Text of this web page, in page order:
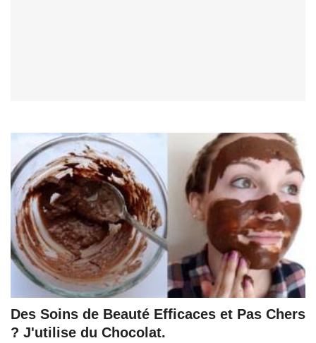
Des Soins de Beauté Efficaces et Pas Chers
? J'utilise du Chocolat.